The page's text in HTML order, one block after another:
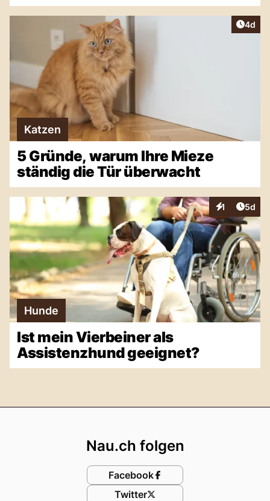
4d
Katzen
5 Gründe, warum Ihre Mieze
ständig die Tür überwacht
1
Interaktionen
5d
Hunde
Ist mein Vierbeiner als
Assistenzhund geeignet?
Nau.ch folgen
Facebook
Twitter